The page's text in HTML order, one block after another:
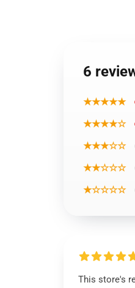
6
★★★★★
★★★★☆
★★★☆☆
★★☆☆☆
★☆☆☆☆
This store's